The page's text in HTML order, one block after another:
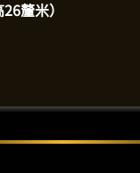
釐米）